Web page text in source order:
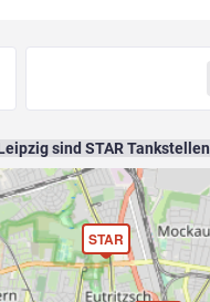
sind STAR Tankstellen
STAR